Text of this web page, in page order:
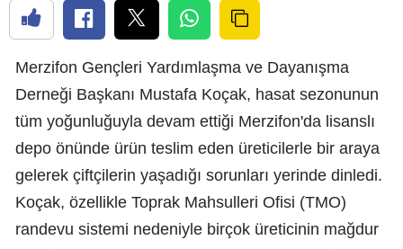
Merzifon Gençleri Yardımlaşma ve Dayanışma
Derneği Başkanı Mustafa Koçak, hasat sezonunun
tüm yoğunluğuyla devam ettiği Merzifon'da lisanslı
depo önünde ürün teslim eden üreticilerle bir araya
gelerek çiftçilerin yaşadığı sorunları yerinde dinledi.
Koçak, özellikle Toprak Mahsulleri Ofisi (TMO)
randevu sistemi nedeniyle birçok üreticinin mağdur